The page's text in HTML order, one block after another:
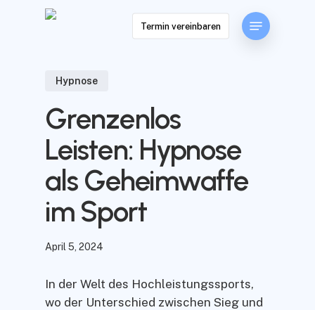
Termin vereinbaren
Menu
Hypnose
Grenzenlos
Leisten: Hypnose
als Geheimwaffe
im Sport
April 5, 2024
In der Welt des Hochleistungssports,
wo der Unterschied zwischen Sieg und